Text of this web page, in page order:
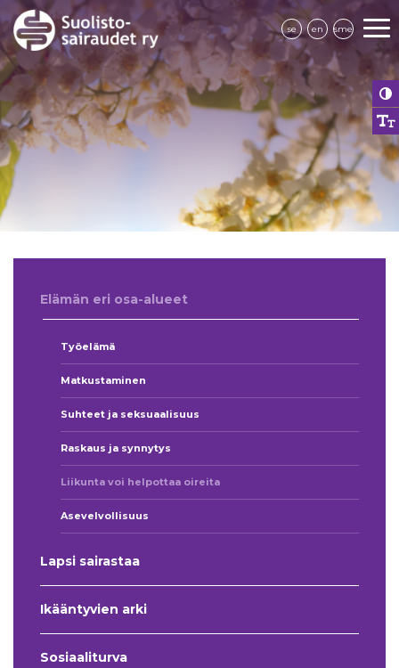
se en sme
Elämän eri osa-alueet
Työelämä
Matkustaminen
Suhteet ja seksuaalisuus
Raskaus ja synnytys
Liikunta voi helpottaa oireita
Asevelvollisuus
Lapsi sairastaa
Ikääntyvien arki
Sosiaaliturva